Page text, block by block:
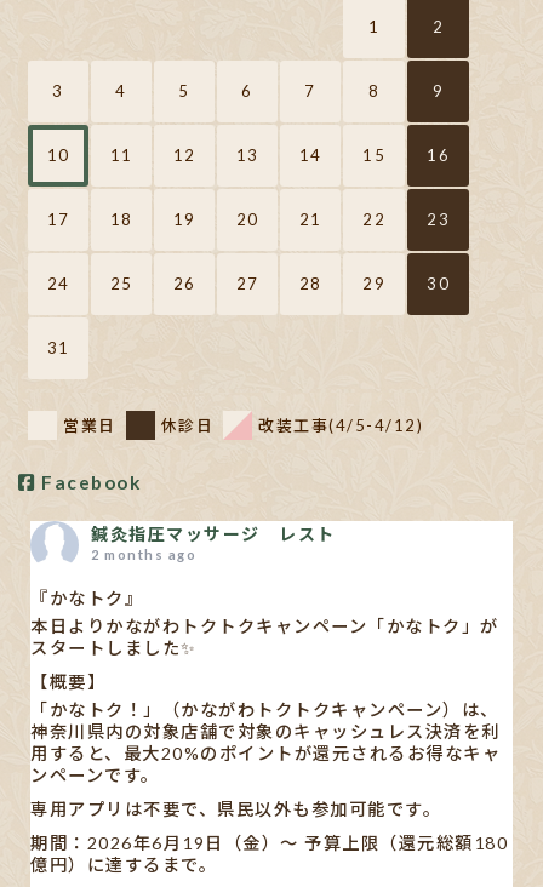
1 2
3 4 5 6 7 8 9
10 11 12 13 14 15 16
17 18 19 20 21 22 23
24 25 26 27 28 29 30
31
営業日 休診日 改装工事(4/5-4/12)
Facebook
鍼灸指圧マッサージ レスト
2 months ago
『かなトク』
本日よりかながわトクトクキャンペーン「かなトク」が
スタートしました✨
【概要】
「かなトク！」（かながわトクトクキャンペーン）は、
神奈川県内の対象店舗で対象のキャッシュレス決済を利
用すると、最大20%のポイントが還元されるお得なキャ
ンペーンです。
専用アプリは不要で、県民以外も参加可能です。
期間：2026年6月19日（金）〜 予算上限（還元総額180
億円）に達するまで。